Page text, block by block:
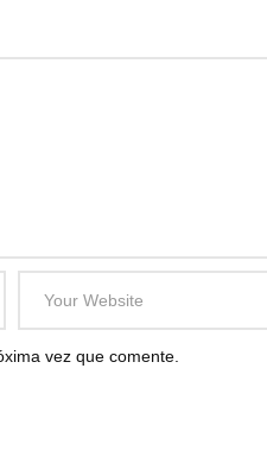
vez que comente.